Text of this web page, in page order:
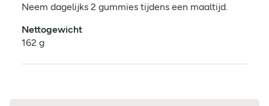
Neem dagelijks 2 gummies tijdens een maaltijd.
Nettogewicht
162 g